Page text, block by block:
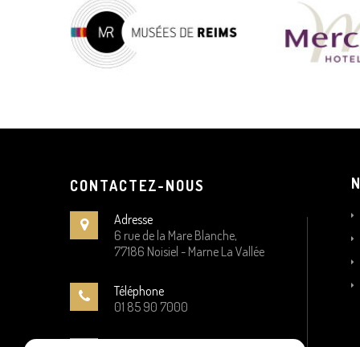
CONTACTEZ-NOUS
Adresse
6 rue de la Mare Blanche,
77186 Noisiel - Marne La Vallée
Téléphone
01 85 90 7000